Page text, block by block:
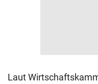
Laut